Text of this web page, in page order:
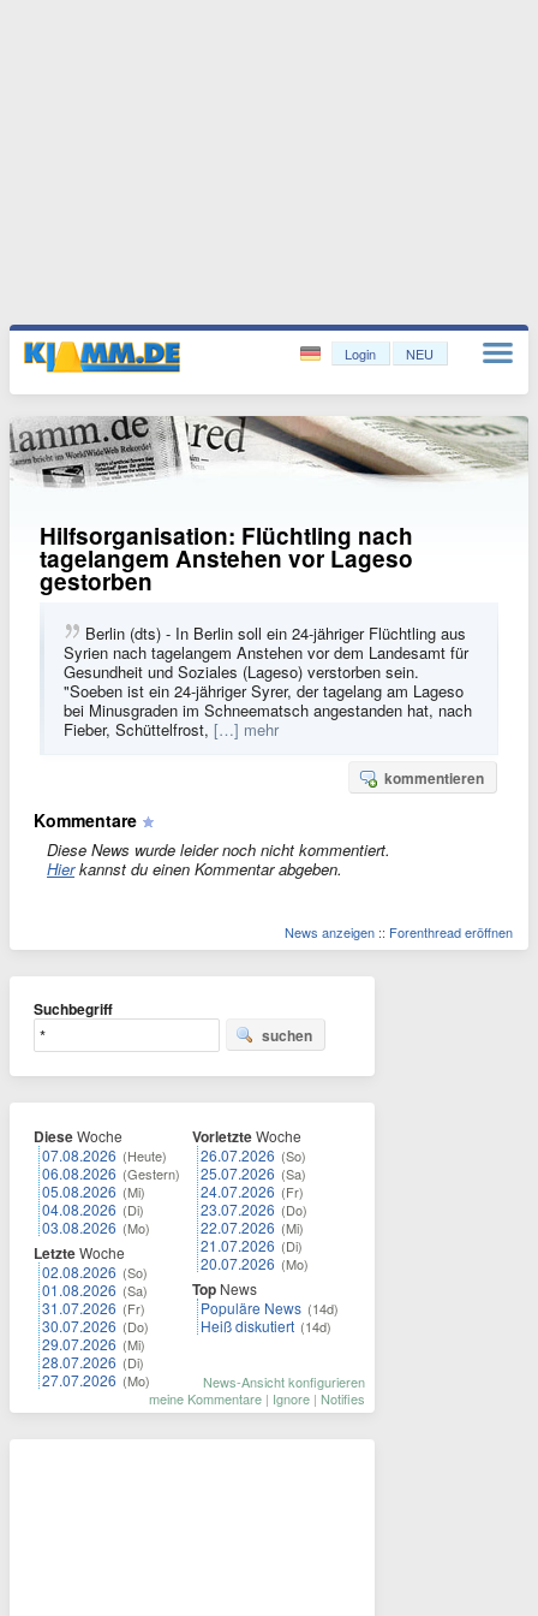
Login NEU
Hilfsorganisation: Flüchtling nach
tagelangem Anstehen vor Lageso
gestorben
Berlin (dts) - In Berlin soll ein 24-jähriger Flüchtling aus
Syrien nach tagelangem Anstehen vor dem Landesamt für
Gesundheit und Soziales (Lageso) verstorben sein.
"Soeben ist ein 24-jähriger Syrer, der tagelang am Lageso
bei Minusgraden im Schneematsch angestanden hat, nach
Fieber, Schüttelfrost, […] mehr
kommentieren
Kommentare
Diese News wurde leider noch nicht kommentiert.
Hierkannst du einen Kommentar abgeben.
News anzeigen :: Forenthread eröffnen
Suchbegriff
suchen
DieseWoche
07.08.2026 (Heute)
06.08.2026 (Gestern)
05.08.2026 (Mi)
04.08.2026 (Di)
03.08.2026 (Mo)
LetzteWoche
02.08.2026 (So)
01.08.2026 (Sa)
31.07.2026 (Fr)
30.07.2026 (Do)
29.07.2026 (Mi)
28.07.2026 (Di)
27.07.2026 (Mo)
VorletzteWoche
26.07.2026 (So)
25.07.2026 (Sa)
24.07.2026 (Fr)
23.07.2026 (Do)
22.07.2026 (Mi)
21.07.2026 (Di)
20.07.2026 (Mo)
Top News
Populäre News (14d)
Heiß diskutiert (14d)
News-Ansicht konfigurieren
meine Kommentare | Ignore | Notifies